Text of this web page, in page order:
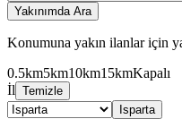
Yakınımda Ara
Konumuna yakın ilanlar için
0.5km5km10km15kmKapalı
İl Temizle
Isparta